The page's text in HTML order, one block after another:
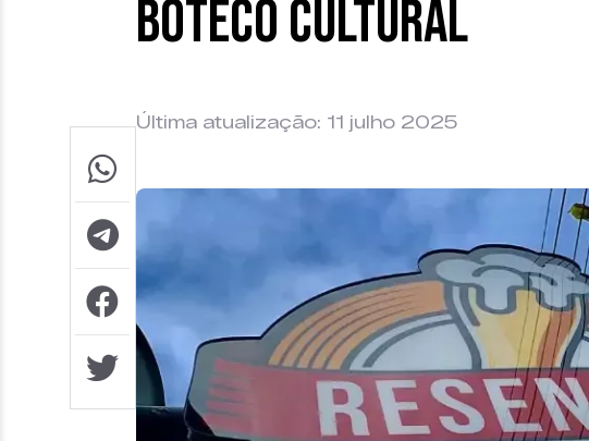
Boteco Cultural
Última atualização: 11 julho 2025